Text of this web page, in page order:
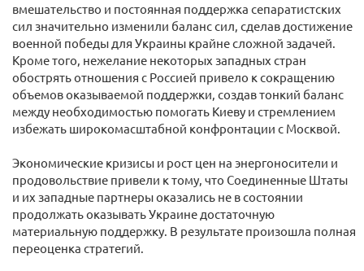
вмешательство и постоянная поддержка сепаратистских
сил значительно изменили баланс сил, сделав достижение
военной победы для Украины крайне сложной задачей.
Кроме того, нежелание некоторых западных стран
обострять отношения с Россией привело к сокращению
объемов оказываемой поддержки, создав тонкий баланс
между необходимостью помогать Киеву и стремлением
избежать широкомасштабной конфронтации с Москвой.
Экономические кризисы и рост цен на энергоносители и
продовольствие привели к тому, что Соединенные Штаты
и их западные партнеры оказались не в состоянии
продолжать оказывать Украине достаточную
материальную поддержку. В результате произошла полная
переоценка стратегий.